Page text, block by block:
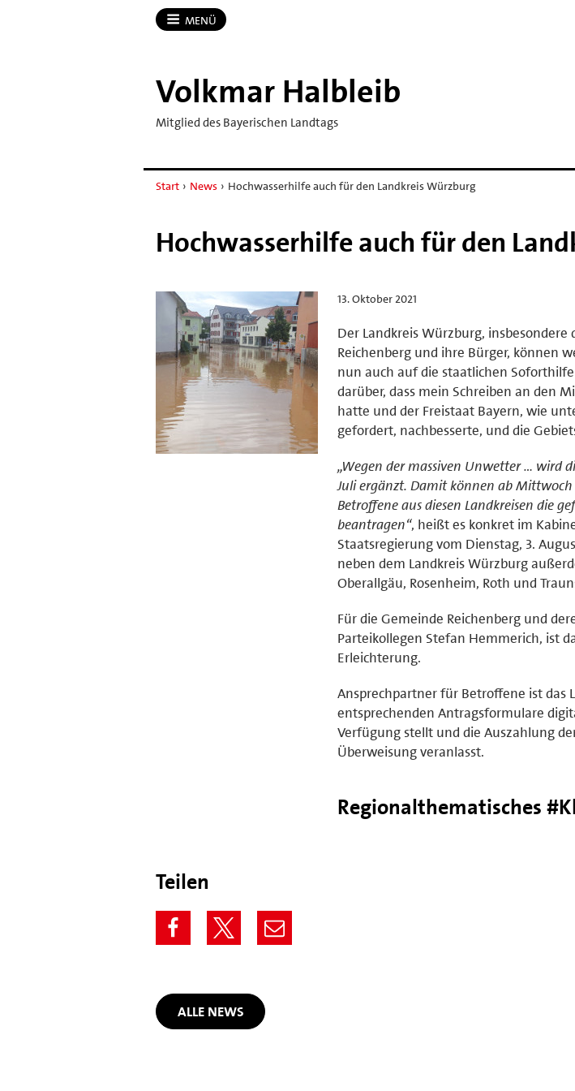
MENÜ
Volkmar Halbleib
Mitglied des Bayerischen Landtags
Start › News › Hochwasserhilfe auch für den Landkreis Würzburg
Hochwasserhilfe auch für den
13. Oktober 2021
Der Landkreis Würzburg,
Reichenberg und ihre Bürger, können
nun auch auf die staatlichen
darüber, dass mein Schreiben an den
hatte und der Freistaat Bayern, wie
gefordert, nachbesserte, und die
„Wegen der massiven Unwetter … wird
Juli ergänzt. Damit können ab Mittwoch
Betroffene aus diesen Landkreisen die
beantragen“, heißt es konkret im
Staatsregierung vom Dienstag, 3.
neben dem Landkreis Würzburg
Oberallgäu, Rosenheim, Roth und
Für die Gemeinde Reichenberg und
Parteikollegen Stefan Hemmerich, ist
Erleichterung.
Ansprechpartner für Betroffene ist das
entsprechenden Antragsformulare
Verfügung stellt und die Auszahlung
Überweisung veranlasst.
Regionalthematisches
Teilen
ALLE NEWS